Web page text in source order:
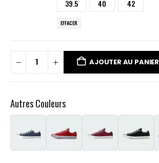
39.5
40 42
EFFACER
AJOUTER AU PANIER
Autres Couleurs